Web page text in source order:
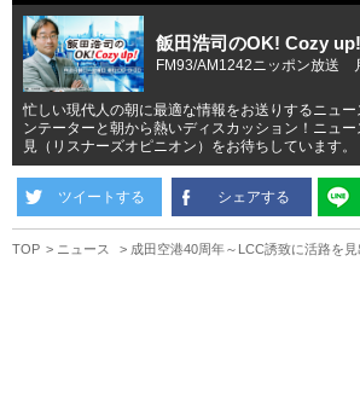
飯田浩司のOK! Cozy up!
FM93/AM1242ニッポン放送
忙しい現代人の朝に最適な情報をお送りするニュ
ンテーターと朝から熱いディスカッション！ニュ
見（リスナーズオピニオン）をお待ちしています。
ツイートする シェアする
TOP ニュース 成田空港40周年～LCC誘致に活路を